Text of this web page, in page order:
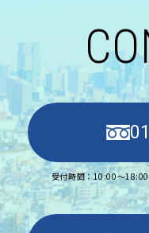
受付時間：10:00〜18:00